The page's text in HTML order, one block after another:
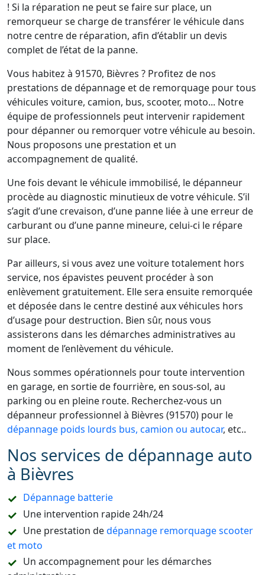
! Si la réparation ne peut se faire sur place, un
remorqueur se charge de transférer le véhicule dans
notre centre de réparation, afin d’établir un devis
complet de l’état de la panne.
Vous habitez à 91570, Bièvres ? Profitez de nos
prestations de dépannage et de remorquage pour tous
véhicules voiture, camion, bus, scooter, moto... Notre
équipe de professionnels peut intervenir rapidement
pour dépanner ou remorquer votre véhicule au besoin.
Nous proposons une prestation et un
accompagnement de qualité.
Une fois devant le véhicule immobilisé, le dépanneur
procède au diagnostic minutieux de votre véhicule. S’il
s’agit d’une crevaison, d’une panne liée à une erreur de
carburant ou d’une panne mineure, celui-ci le répare
sur place.
Par ailleurs, si vous avez une voiture totalement hors
service, nos épavistes peuvent procéder à son
enlèvement gratuitement. Elle sera ensuite remorquée
et déposée dans le centre destiné aux véhicules hors
d’usage pour destruction. Bien sûr, nous vous
assisterons dans les démarches administratives au
moment de l’enlèvement du véhicule.
Nous sommes opérationnels pour toute intervention
en garage, en sortie de fourrière, en sous-sol, au
parking ou en pleine route. Recherchez-vous un
dépanneur professionnel à Bièvres (91570) pour le
dépannage poids lourds bus, camion ou autocar, etc..
Nos services de dépannage auto
à Bièvres
Dépannage batterie
Une intervention rapide 24h/24
Une prestation dedépannage remorquage scooter
et moto
Un accompagnement pour les démarches